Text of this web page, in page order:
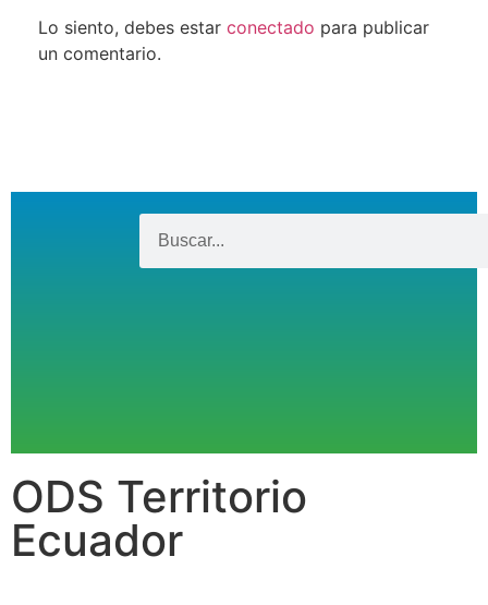
Lo siento, debes estar conectado para publicar
un comentario.
ODS Territorio
Ecuador